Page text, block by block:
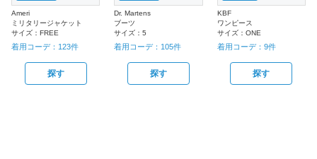
Ameri
ミリタリージャケット
サイズ： FREE
着用コーデ： 123件
探す
Dr. Martens
ブーツ
サイズ：5
着用コーデ： 105件
探す
KBF
ワンピース
サイズ： ONE
着用コーデ： 9件
探す